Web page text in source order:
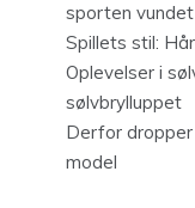
sporten
Spillets stil:
Oplevelser i
sølvbrylluppet
Derfor
model